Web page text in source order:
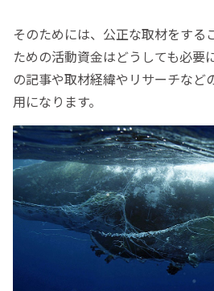
そのためには、公正な取材をする
ための活動資金はどうしても必要
の記事や取材経緯やリサーチなど
用になります。